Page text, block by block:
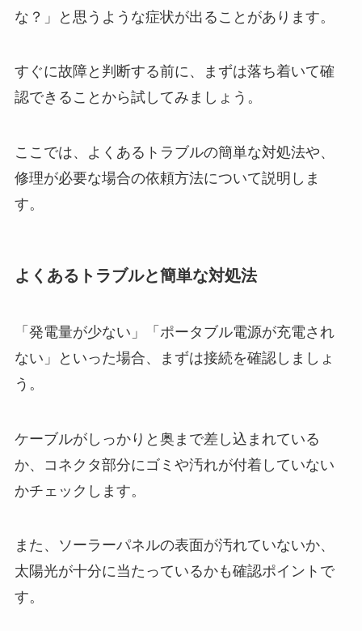
な？」と思うような症状が出ることがあります。
すぐに故障と判断する前に、まずは落ち着いて確
認できることから試してみましょう。
ここでは、よくあるトラブルの簡単な対処法や、
修理が必要な場合の依頼方法について説明しま
す。
よくあるトラブルと簡単な対処法
「発電量が少ない」「ポータブル電源が充電され
ない」といった場合、まずは接続を確認しましょ
う。
ケーブルがしっかりと奥まで差し込まれている
か、コネクタ部分にゴミや汚れが付着していない
かチェックします。
また、ソーラーパネルの表面が汚れていないか、
太陽光が十分に当たっているかも確認ポイントで
す。